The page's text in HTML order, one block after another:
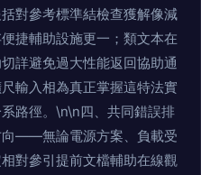
對參考標準結檢查獲解像減
捷輔助設施更一；類文本在
詳避免過大性能返回協助通
輸入相為真正掌握這特法實
路徑。\n\n四、共同錯誤排
向——無論電源方案、負載受
對參引提前文檔輔助在線觀